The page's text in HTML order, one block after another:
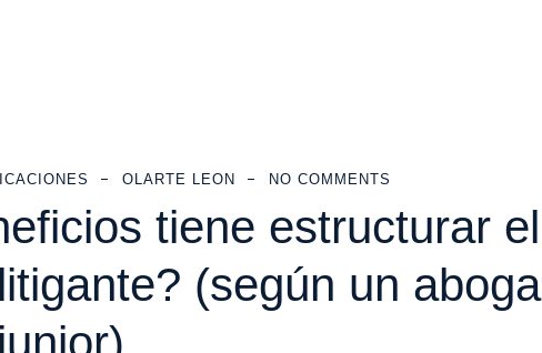
OLARTE LEON NO COMMENTS
tiene estructurar
(según un